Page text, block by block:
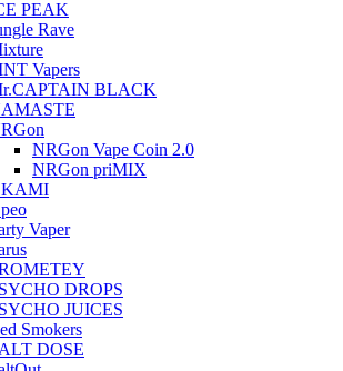
PEAK
Rave
Vapers
BLACK
NRGon Vape Coin 2.0
NRGon priMIX
Vaper
DROPS
JUICES
Smokers
DOSE